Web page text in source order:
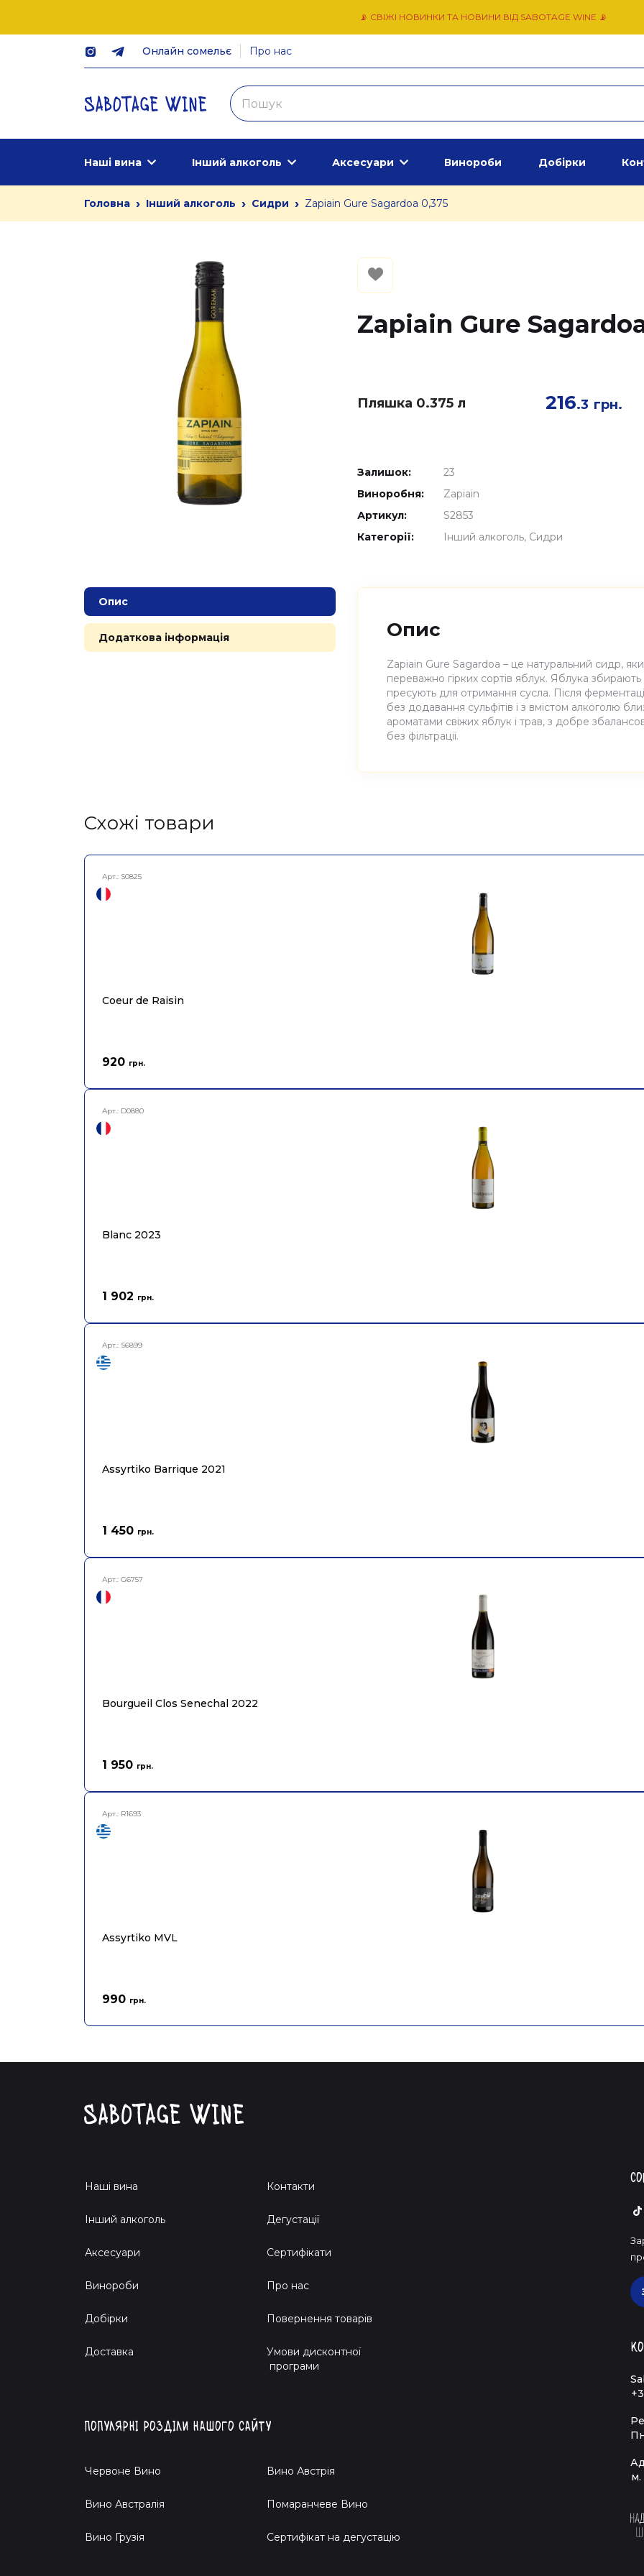
📡 СВІЖІ НОВИНКИ ТА НОВИНИ ВІД SABOTAGE WINE 📡
Онлайн сомельє Про нас
Наші вина Інший алкоголь Аксесуари Винороби Добірки
Головна › Інший алкоголь › Сидри › Zapiain Gure Sagardoa 0,375
Zapiain Gure
Пляшка 0.375 л 216.3 грн.
Залишок:
23
Виноробня:
Zapiain
Артикул:
S2853
Категорії:
Інший алкоголь Сидри
Опис
Додаткова інформація Опис
Zapiain Gure Sagardoa – це натуральний сидр,
переважно гірких сортів яблук. Яблука збирають
пресують для отримання сусла. Після
без додавання сульфітів і з вмістом алкоголю
ароматами свіжих яблук і трав, з добре
без фільтрації.
Постачальник
Cхожі товари
Арт.: S0825
Coeur de Raisin
920 грн.
Арт.: D0880
Blanc 2023
1 902 грн.
Арт.: S6899
Assyrtiko Barrique 2021
1 450 грн.
Арт.: G6757
Bourgueil Clos Senechal 2022
1 950 грн.
Арт.: R1693
Assyrtiko MVL
990 грн.
Наші вина
Інший алкоголь
Аксесуари
Винороби
Добірки
Доставка
Контакти
Дегустації
Сертифікати
Про нас
Повернення товарів
Умови дисконтної
програми
Популярні розділи нашого сайту
Червоне Вино
Вино Австралія
Вино Грузія
Вино Австрія
Помаранчеве Вино
Cертифікат на дегустацію
м.